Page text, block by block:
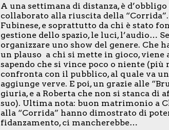
A una settimana di distanza, è
collaborato alla riuscita della
Fubinese, e soprattutto da chi è stato
gestione dello spazio, le luci, l’audio…
organizzare uno show del genere. Che
un plauso a chi si mette in gioco,
sapendo che si vince poco o niente
confronta con il pubblico, al quale va
aggiunge verve. E poi, un grazie alle
giuria, e a Roberta che non si stanca
suo). Ultima nota: buon matrimonio a
alla “Corrida” hanno dimostrato di
fidanzamento, ci mancherebbe…